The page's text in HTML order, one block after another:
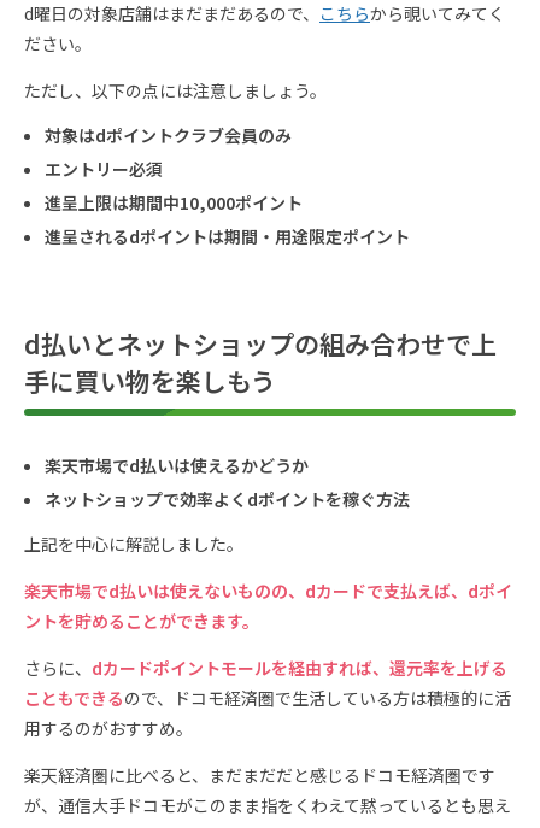
d曜日の対象店舗はまだまだあるので、 こちらから覗いてみてく
ださい。
ただし、以下の点には注意しましょう。
対象はdポイントクラブ会員のみ
エントリー必須
進呈上限は期間中10,000ポイント
進呈されるdポイントは期間・用途限定ポイント
d払いとネットショップの組み合わせで上
手に買い物を楽しもう
楽天市場でd払いは使えるかどうか
ネットショップで効率よくdポイントを稼ぐ方法
上記を中心に解説しました。
楽天市場でd払いは使えないものの、dカードで支払えば、dポイ
ントを貯めることができます。
さらに、 dカードポイントモールを経由すれば、還元率を上げる
こともできるので、ドコモ経済圏で生活している方は積極的に活
用するのがおすすめ。
楽天経済圏に比べると、まだまだだと感じるドコモ経済圏です
が、通信大手ドコモがこのまま指をくわえて黙っているとも思え